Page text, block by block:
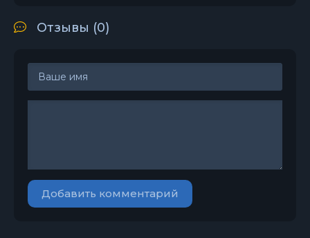
Отзывы (0)
Добавить комментарий